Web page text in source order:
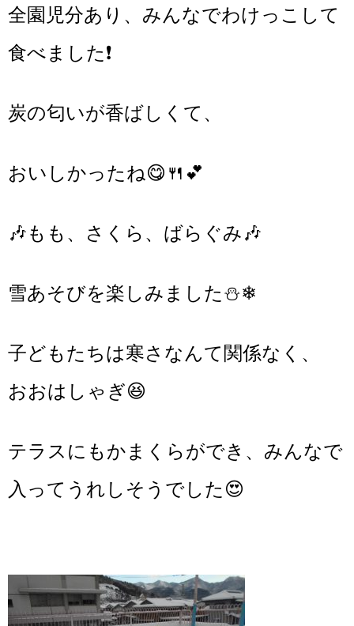
全園児分あり、みんなでわけっこして
食べました❗
炭の匂いが香ばしくて、
おいしかったね😋🍴💕
🎶もも、さくら、ばらぐみ🎶
雪あそびを楽しみました⛄❄
子どもたちは寒さなんて関係なく、
おおはしゃぎ😆
テラスにもかまくらができ、みんなで
入ってうれしそうでした😍